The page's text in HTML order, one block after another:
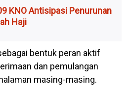
KNO Antisipasi Penurunan
Haji
bentuk peran aktif
dan pemulangan
masing-masing.